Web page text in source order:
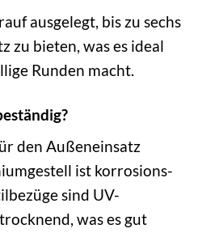
ausgelegt, bis zu sechs
zu bieten, was es ideal
Runden macht.
den Außeneinsatz
ist korrosions­
sind UV-
was es gut